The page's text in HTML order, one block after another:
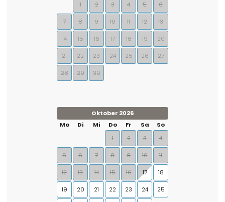
1
2 3 4 5 6
7 8 9 10 11 12 13
14 15 16 17 18 19 20
21 22 23 24 25 26 27
28 29 30
Oktober 2026
Mo
Di Mi Do Fr Sa
So
1
2 3 4
5 6 7 8 9 10 11
12 13 14 15 16 17 18
19 20 21 22 23 24 25